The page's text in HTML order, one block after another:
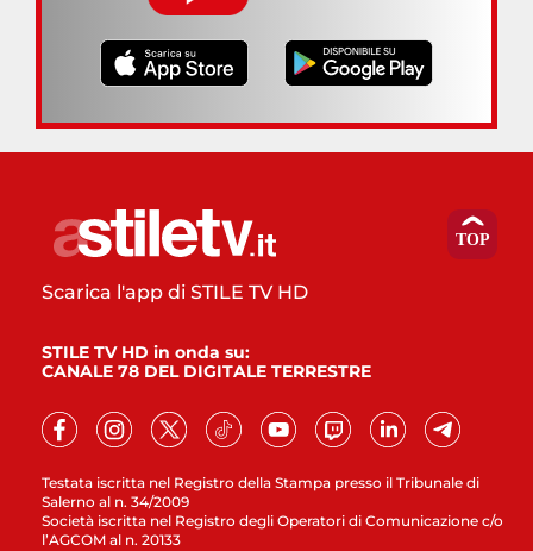
Testata iscritta nel Registro della Stampa presso il Tribunale di
Salerno al n. 34/2009
Società iscritta nel Registro degli Operatori di Comunicazione c/o
l’AGCOM al n. 20133
Scarica l'app di STILE TV HD
STILE TV HD in onda su:
CANALE 78 DEL DIGITALE TERRESTRE